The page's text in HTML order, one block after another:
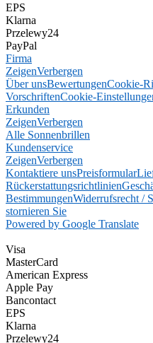
EPS
Klarna
Przelewy24
PayPal
Firma
ZeigenVerbergen
Über unsBewertungenCookie-
VorschriftenCookie-
Erkunden
ZeigenVerbergen
Alle Sonnenbrillen
Kundenservice
ZeigenVerbergen
Kontaktiere unsPreisformular
Rückerstattungsrichtlinien
BestimmungenWiderrufsrecht /
stornieren Sie
Powered by Google Translate
Visa
MasterCard
American Express
Apple Pay
Bancontact
EPS
Klarna
Przelewy24